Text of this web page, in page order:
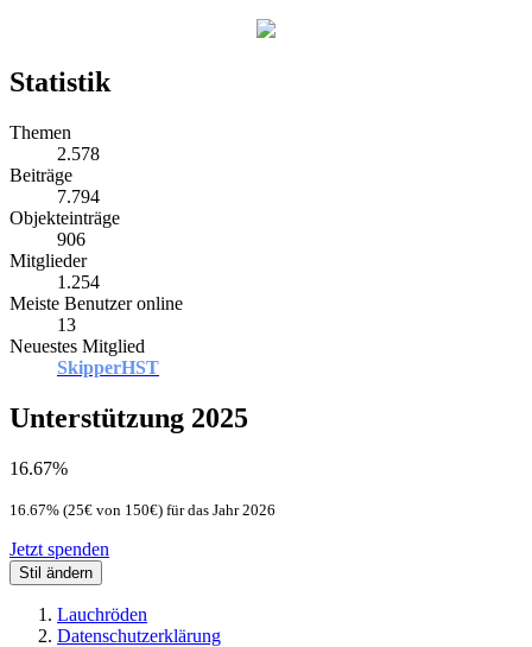
Statistik
Themen
2.578
Beiträge
7.794
Objekteinträge
906
Mitglieder
1.254
Meiste Benutzer online
13
Neuestes Mitglied
SkipperHST
Unterstützung 2025
16.67%
16.67% (25€ von 150€) für das Jahr 2026
Jetzt spenden
Stil ändern
Lauchröden
Datenschutzerklärung